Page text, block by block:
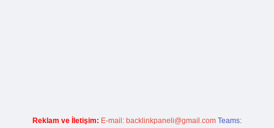
Reklam ve İletişim: E-mail: backlinkpaneli@gmail.com Teams: